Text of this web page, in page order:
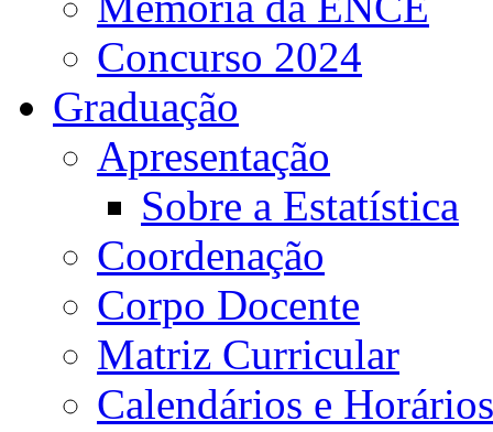
Concurso 2024
Graduação
Apresentação
Sobre a Estatística
Coordenação
Corpo Docente
Matriz Curricular
Calendários e Horários